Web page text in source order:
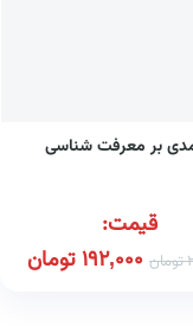
بر معرفت شناسی
قیمت:
تومان 192,000تومان